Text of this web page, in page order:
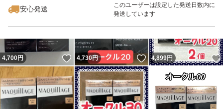
安心発送
このユーザーは設定した発送日数内に
発送しています
4,700円 いいね！
4,730円 いいね！
4,899円